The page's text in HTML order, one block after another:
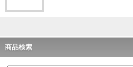
商品検索